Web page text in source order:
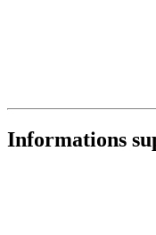
Informations